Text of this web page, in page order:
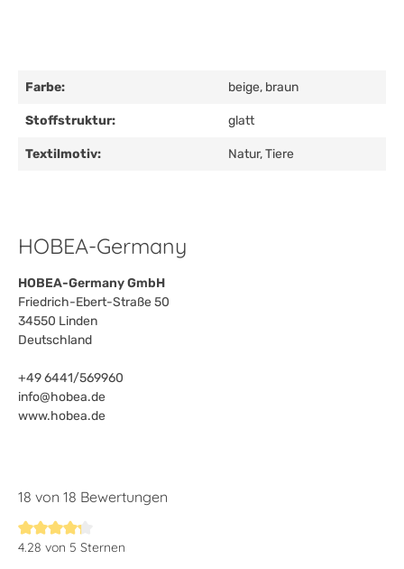
Farbe: beige, braun
Stoffstruktur: glatt
Textilmotiv: Natur, Tiere
HOBEA-Germany
HOBEA-Germany GmbH
Friedrich-Ebert-Straße 50
34550 Linden
Deutschland
+49 6441/569960
info@hobea.de
www.hobea.de
18 von 18 Bewertungen
Durchschnittliche Bewertung von 4.2 von 5 Sternen
4.28 von 5 Sternen